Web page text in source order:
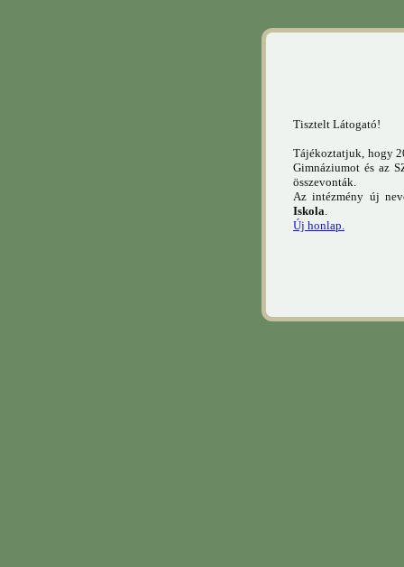
Tisztelt Látogató!
Tájékoztatjuk, hogy
Gimnáziumot és az
összevonták.
Az intézmény új
Iskola.
Új honlap.